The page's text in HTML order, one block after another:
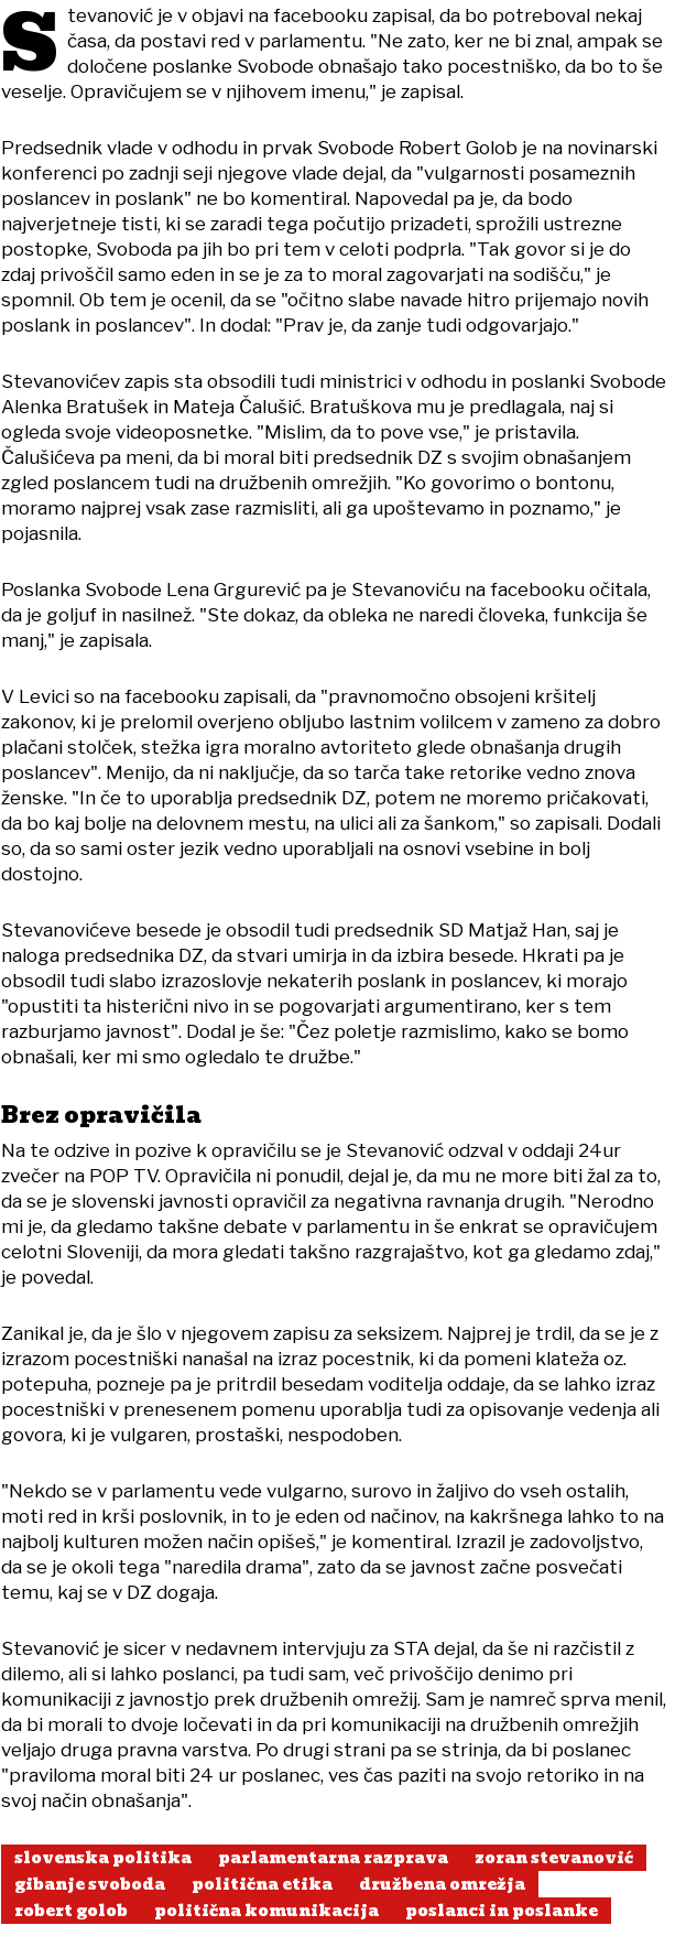
S tevanović je v objavi na facebooku zapisal, da bo potreboval nekaj
časa, da postavi red v parlamentu. "Ne zato, ker ne bi znal, ampak se
določene poslanke Svobode obnašajo tako pocestniško, da bo to še
veselje. Opravičujem se v njihovem imenu," je zapisal.
Predsednik vlade v odhodu in prvak Svobode Robert Golob je na novinarski
konferenci po zadnji seji njegove vlade dejal, da "vulgarnosti posameznih
poslancev in poslank" ne bo komentiral. Napovedal pa je, da bodo
najverjetneje tisti, ki se zaradi tega počutijo prizadeti, sprožili ustrezne
postopke, Svoboda pa jih bo pri tem v celoti podprla. "Tak govor si je do
zdaj privoščil samo eden in se je za to moral zagovarjati na sodišču," je
spomnil. Ob tem je ocenil, da se "očitno slabe navade hitro prijemajo novih
poslank in poslancev". In dodal: "Prav je, da zanje tudi odgovarjajo."
Stevanovićev zapis sta obsodili tudi ministrici v odhodu in poslanki Svobode
Alenka Bratušek in Mateja Čalušić. Bratuškova mu je predlagala, naj si
ogleda svoje videoposnetke. "Mislim, da to pove vse," je pristavila.
Čalušićeva pa meni, da bi moral biti predsednik DZ s svojim obnašanjem
zgled poslancem tudi na družbenih omrežjih. "Ko govorimo o bontonu,
moramo najprej vsak zase razmisliti, ali ga upoštevamo in poznamo," je
pojasnila.
Poslanka Svobode Lena Grgurević pa je Stevanoviću na facebooku očitala,
da je goljuf in nasilnež. "Ste dokaz, da obleka ne naredi človeka, funkcija še
manj," je zapisala.
V Levici so na facebooku zapisali, da "pravnomočno obsojeni kršitelj
zakonov, ki je prelomil overjeno obljubo lastnim volilcem v zameno za dobro
plačani stolček, stežka igra moralno avtoriteto glede obnašanja drugih
poslancev". Menijo, da ni naključje, da so tarča take retorike vedno znova
ženske. "In če to uporablja predsednik DZ, potem ne moremo pričakovati,
da bo kaj bolje na delovnem mestu, na ulici ali za šankom," so zapisali. Dodali
so, da so sami oster jezik vedno uporabljali na osnovi vsebine in bolj
dostojno.
Stevanovićeve besede je obsodil tudi predsednik SD Matjaž Han, saj je
naloga predsednika DZ, da stvari umirja in da izbira besede. Hkrati pa je
obsodil tudi slabo izrazoslovje nekaterih poslank in poslancev, ki morajo
"opustiti ta histerični nivo in se pogovarjati argumentirano, ker s tem
razburjamo javnost". Dodal je še: "Čez poletje razmislimo, kako se bomo
obnašali, ker mi smo ogledalo te družbe."
Brez opravičila
Na te odzive in pozive k opravičilu se je Stevanović odzval v oddaji 24ur
zvečer na POP TV. Opravičila ni ponudil, dejal je, da mu ne more biti žal za to,
da se je slovenski javnosti opravičil za negativna ravnanja drugih. "Nerodno
mi je, da gledamo takšne debate v parlamentu in še enkrat se opravičujem
celotni Sloveniji, da mora gledati takšno razgrajaštvo, kot ga gledamo zdaj,"
je povedal.
Zanikal je, da je šlo v njegovem zapisu za seksizem. Najprej je trdil, da se je z
izrazom pocestniški nanašal na izraz pocestnik, ki da pomeni klateža oz.
potepuha, pozneje pa je pritrdil besedam voditelja oddaje, da se lahko izraz
pocestniški v prenesenem pomenu uporablja tudi za opisovanje vedenja ali
govora, ki je vulgaren, prostaški, nespodoben.
"Nekdo se v parlamentu vede vulgarno, surovo in žaljivo do vseh ostalih,
moti red in krši poslovnik, in to je eden od načinov, na kakršnega lahko to na
najbolj kulturen možen način opišeš," je komentiral. Izrazil je zadovoljstvo,
da se je okoli tega "naredila drama", zato da se javnost začne posvečati
temu, kaj se v DZ dogaja.
Stevanović je sicer v nedavnem intervjuju za STA dejal, da še ni razčistil z
dilemo, ali si lahko poslanci, pa tudi sam, več privoščijo denimo pri
komunikaciji z javnostjo prek družbenih omrežij. Sam je namreč sprva menil,
da bi morali to dvoje ločevati in da pri komunikaciji na družbenih omrežjih
veljajo druga pravna varstva. Po drugi strani pa se strinja, da bi poslanec
"praviloma moral biti 24 ur poslanec, ves čas paziti na svojo retoriko in na
svoj način obnašanja".
slovenska politika parlamentarna razprava
zoran stevanović
gibanje svoboda
politična etika
družbena omrežja
robert golob
politična komunikacija poslanci in poslanke